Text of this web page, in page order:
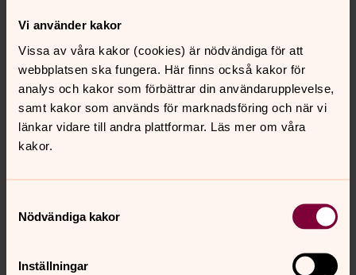
Vi använder kakor
Vissa av våra kakor (cookies) är nödvändiga för att
webbplatsen ska fungera. Här finns också kakor för
analys och kakor som förbättrar din användarupplevelse,
samt kakor som används för marknadsföring och när vi
länkar vidare till andra plattformar. Läs mer om våra
kakor.
Nödvändiga kakor
Inställningar
I arbetsgruppen kring Tabergs-nostalgi finns han med.
Alltså borde han kunna förmedla värdefull kunskap om
bygden.
innehåll?
Dela